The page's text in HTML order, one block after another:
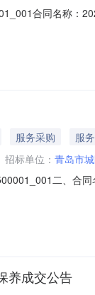
合同名称：
签订日期：2025-
服务采购
服务
招标单位： 青岛市
二、合
金广场第21层-
养成交公告